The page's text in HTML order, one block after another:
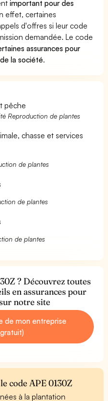
important pour des
effet, certaines
d'offres si leur code
demandée. Le code
assurances pour
la société.
pêche
Reproduction de plantes
chasse et services
de plantes
de plantes
de plantes
? Découvrez toutes
en assurances pour
notre site
de mon entreprise
code APE 0130Z
à la plantation